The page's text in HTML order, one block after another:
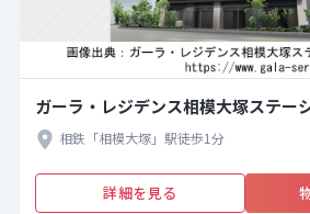
ガーラ・レジデンス相模大塚ステー
相鉄「相模大塚」駅徒歩1分
詳細を見る